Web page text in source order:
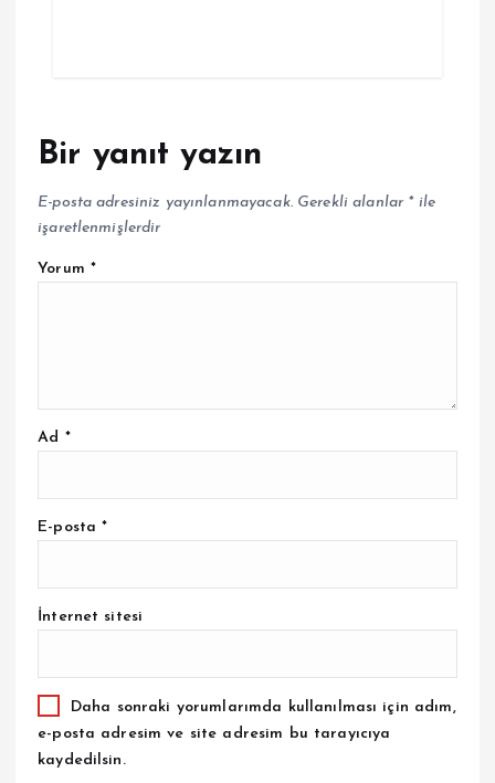
Bir yanıt yazın
E-posta adresiniz yayınlanmayacak. Gerekli alanlar *ile
işaretlenmişlerdir
Yorum *
Ad *
E-posta*
İnternet sitesi
Daha sonraki yorumlarımda kullanılması için adım,
e-posta adresim ve site adresim bu tarayıcıya
kaydedilsin.